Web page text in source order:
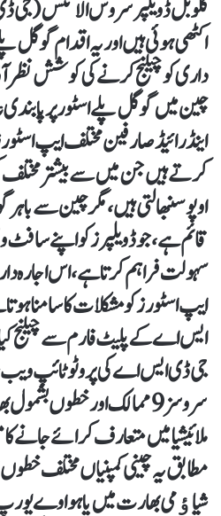
گلوبل ڈویلپر سروس الائنس
اکٹھی ہوئی ہیں اور یہ اقدام گوگل
داری کو چیلنج کرنے کی کوشش
چین میں گوگل پلے اسٹور پر
اینڈرائیڈ صارفین مختلف ایپ
کرتے ہیں جن میں سے بیشتر مختلف
اوپو سنبھالتی ہیں، مگر چین سے
قائم ہے، جو ڈویلپرز کو اپنے
سہولت فراہم کرتا ہے، اس اجارہ
ایپ اسٹورز کو مشکلات کا سامنا
ایس اے کے پلیٹ فارم سے چیلنج
جی ڈی ایس اے کی پروٹوٹائپ ویب
سروسز 9 ممالک اور خطوں
ملائیشیا میں متعارف کرائے
مطابق یہ چینی کمپنیاں مختلف
شیاﺅمی بھارت میں یا ہواوے